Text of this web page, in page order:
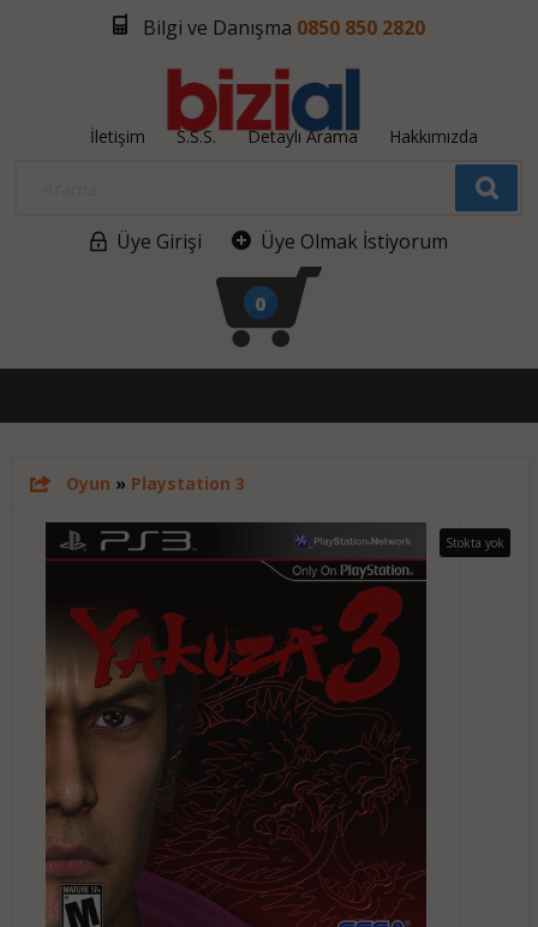
Bilgi ve Danışma 0850 850 2820
İletişim S.S.S. Detaylı Arama Hakkımızda
Üye Girişi Üye Olmak İstiyorum
0
Oyun » Playstation 3
Stokta yok